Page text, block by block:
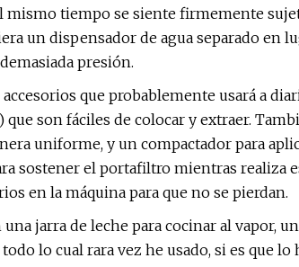
mismo tiempo se siente firmemente
un dispensador de agua separado en
presión.
que probablemente usará a
son fáciles de colocar y extraer.
uniforme, y un compactador para
sostener el portafiltro mientras realiza
en la máquina para que no se pierdan.
jarra de leche para cocinar al vapor,
lo cual rara vez he usado, si es que lo